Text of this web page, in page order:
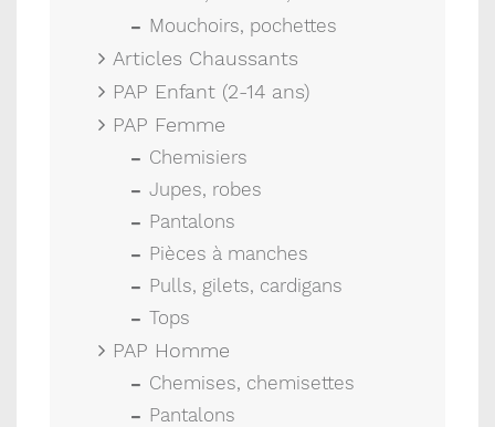
Mouchoirs, pochettes
Articles Chaussants
PAP Enfant (2-14 ans)
PAP Femme
Chemisiers
Jupes, robes
Pantalons
Pièces à manches
Pulls, gilets, cardigans
Tops
PAP Homme
Chemises, chemisettes
Pantalons